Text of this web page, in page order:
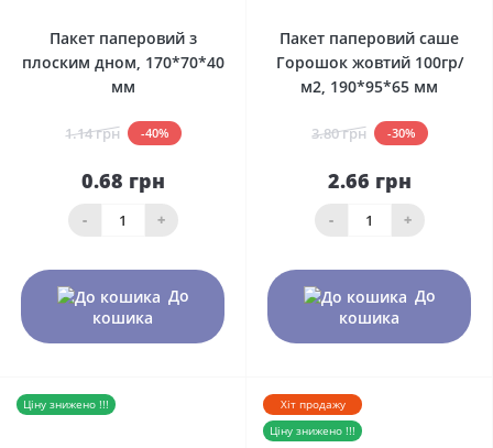
Пакет паперовий з
плоским дном, 170*70*40
мм
1.14 грн -40%
0.68 грн
- +
До
кошика
Пакет паперовий саше
Горошок жовтий 100гр/
м2, 190*95*65 мм
3.80 грн -30%
2.66 грн
- +
До
кошика
Ціну знижено !!!
Хіт продажу
Ціну знижено !!!